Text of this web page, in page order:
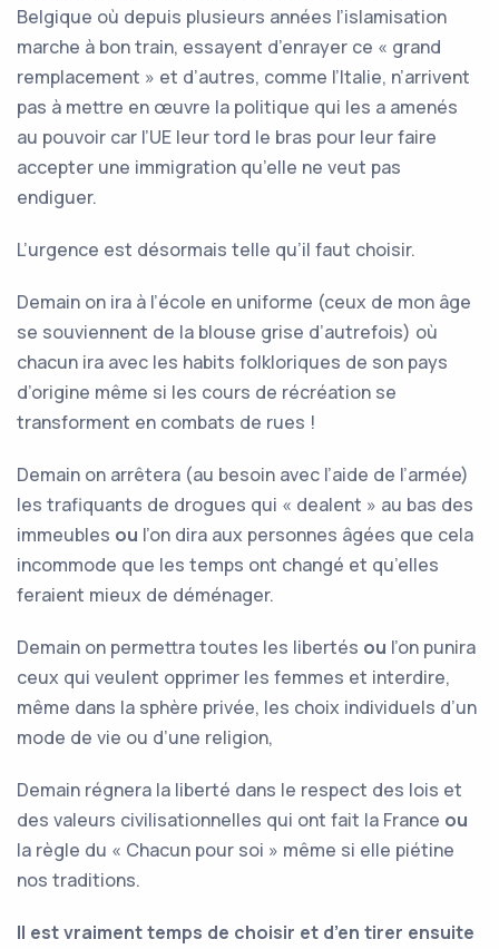
Belgique où depuis plusieurs années l’islamisation
marche à bon train, essayent d’enrayer ce « grand
remplacement » et d’autres, comme l’Italie, n’arrivent
pas à mettre en œuvre la politique qui les a amenés
au pouvoir car l’UE leur tord le bras pour leur faire
accepter une immigration qu’elle ne veut pas
endiguer.
L’urgence est désormais telle qu’il faut choisir.
Demain on ira à l’école en uniforme (ceux de mon âge
se souviennent de la blouse grise d’autrefois) où
chacun ira avec les habits folkloriques de son pays
d’origine même si les cours de récréation se
transforment en combats de rues !
Demain on arrêtera (au besoin avec l’aide de l’armée)
les trafiquants de drogues qui « dealent » au bas des
immeubles ou l’on dira aux personnes âgées que cela
incommode que les temps ont changé et qu’elles
feraient mieux de déménager.
Demain on permettra toutes les libertés ou l’on punira
ceux qui veulent opprimer les femmes et interdire,
même dans la sphère privée, les choix individuels d’un
mode de vie ou d’une religion,
Demain régnera la liberté dans le respect des lois et
des valeurs civilisationnelles qui ont fait la France ou
la règle du « Chacun pour soi » même si elle piétine
nos traditions.
Il est vraiment temps de choisir et d’en tirer ensuite